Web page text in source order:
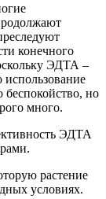
конечного
ЭДТА –
беспокойство, но
много.
ЭДТА
растение
условиях.